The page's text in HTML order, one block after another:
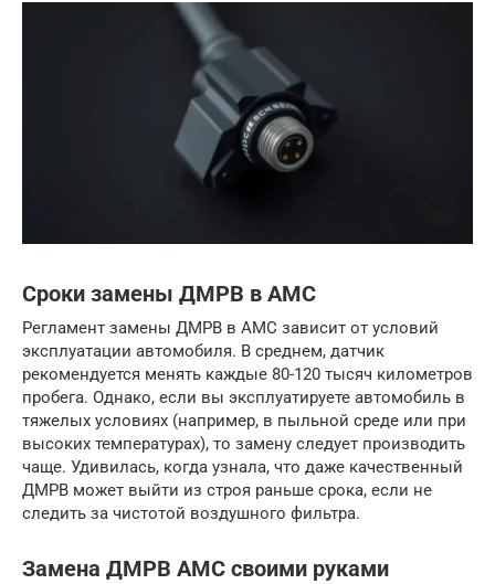
Сроки замены ДМРВ в AMC
Регламент замены ДМРВ в AMC зависит от условий
эксплуатации автомобиля. В среднем, датчик
рекомендуется менять каждые 80-120 тысяч километров
пробега. Однако, если вы эксплуатируете автомобиль в
тяжелых условиях (например, в пыльной среде или при
высоких температурах), то замену следует производить
чаще. Удивилась, когда узнала, что даже качественный
ДМРВ может выйти из строя раньше срока, если не
следить за чистотой воздушного фильтра.
Замена ДМРВ AMC своими руками